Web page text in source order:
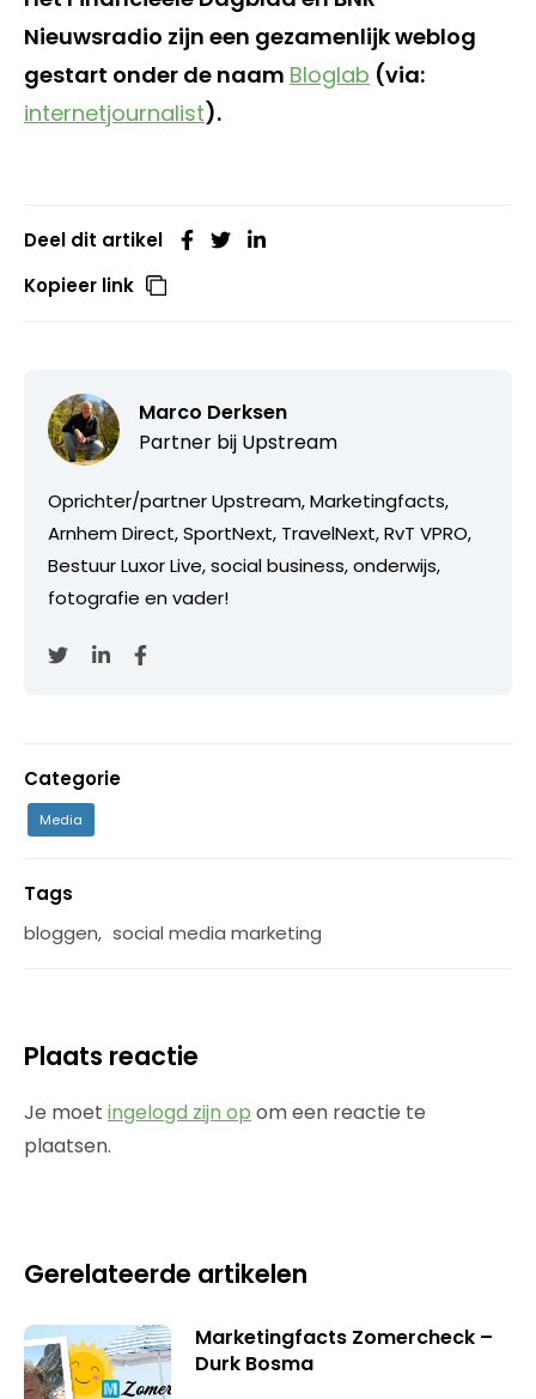
Nieuwsradio zijn een gezamenlijk weblog
gestart onder de naam Bloglab (via:
internetjournalist).
Deel dit artikel
Kopieer link
Marco Derksen
Partner bij Upstream
Oprichter/partner Upstream, Marketingfacts,
Arnhem Direct, SportNext, TravelNext, RvT VPRO,
Bestuur Luxor Live, social business, onderwijs,
fotografie en vader!
Categorie
Media
Tags
bloggen, social media marketing
Plaats reactie
Je moet ingelogd zijn op om een reactie te
plaatsen.
Gerelateerde artikelen
Marketingfacts Zomercheck –
Durk Bosma